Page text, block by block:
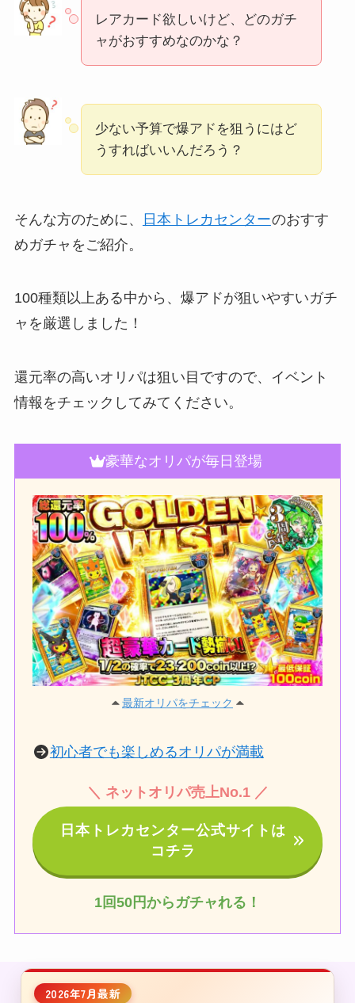
レアカード欲しいけど、どのガチ
ャがおすすめなのかな？
少ない予算で爆アドを狙うにはど
うすればいいんだろう？
そんな方のために、 日本トレカセンターのおすす
めガチャをご紹介。
100種類以上ある中から、爆アドが狙いやすいガチ
ャを厳選しました！
還元率の高いオリパは狙い目ですので、イベント
情報をチェックしてみてください。
豪華なオリパが毎日登場
最新オリパをチェック
初心者でも楽しめるオリパが満載
＼ ネットオリパ売上No.1 ／
日本トレカセンター公式サイトは
コチラ
1回50円からガチャれる！
2026年7月最新